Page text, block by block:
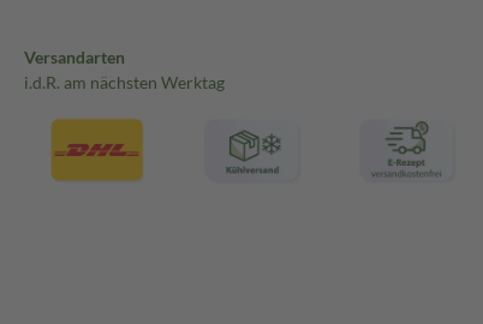
Versandarten
i.d.R. am nächsten Werktag